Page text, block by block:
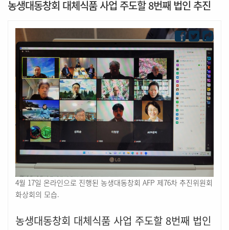
농생대동창회 대체식품 사업 주도할 8번째 법인 추진
4월 17일 온라인으로 진행된 농생대동창회 AFP 제76차 추진위원회
화상회의 모습.
농생대동창회 대체식품 사업 주도할 8번째 법인